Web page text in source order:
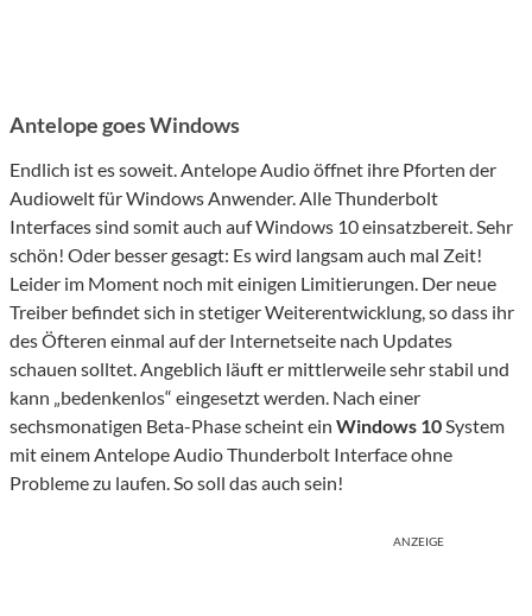
Antelope goes Windows
Endlich ist es soweit. Antelope Audio öffnet ihre Pforten der
Audiowelt für Windows Anwender. Alle Thunderbolt
Interfaces sind somit auch auf Windows 10 einsatzbereit. Sehr
schön! Oder besser gesagt: Es wird langsam auch mal Zeit!
Leider im Moment noch mit einigen Limitierungen. Der neue
Treiber befindet sich in stetiger Weiterentwicklung, so dass ihr
des Öfteren einmal auf der Internetseite nach Updates
schauen solltet. Angeblich läuft er mittlerweile sehr stabil und
kann „bedenkenlos“ eingesetzt werden. Nach einer
sechsmonatigen Beta-Phase scheint ein Windows 10System
mit einem Antelope Audio Thunderbolt Interface ohne
Probleme zu laufen. So soll das auch sein!
ANZEIGE